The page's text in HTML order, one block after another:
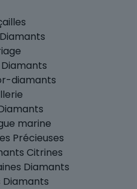
diamants
marine
Précieuses
Citrines
Diamants